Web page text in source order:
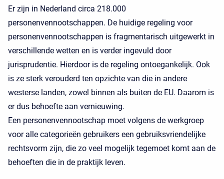
Er zijn in Nederland circa 218.000
personenvennootschappen. De huidige regeling voor
personenvennootschappen is fragmentarisch uitgewerkt in
verschillende wetten en is verder ingevuld door
jurisprudentie. Hierdoor is de regeling ontoegankelijk. Ook
is ze sterk verouderd ten opzichte van die in andere
westerse landen, zowel binnen als buiten de EU. Daarom is
er dus behoefte aan vernieuwing.
Een personenvennootschap moet volgens de werkgroep
voor alle categorieën gebruikers een gebruiksvriendelijke
rechtsvorm zijn, die zo veel mogelijk tegemoet komt aan de
behoeften die in de praktijk leven.